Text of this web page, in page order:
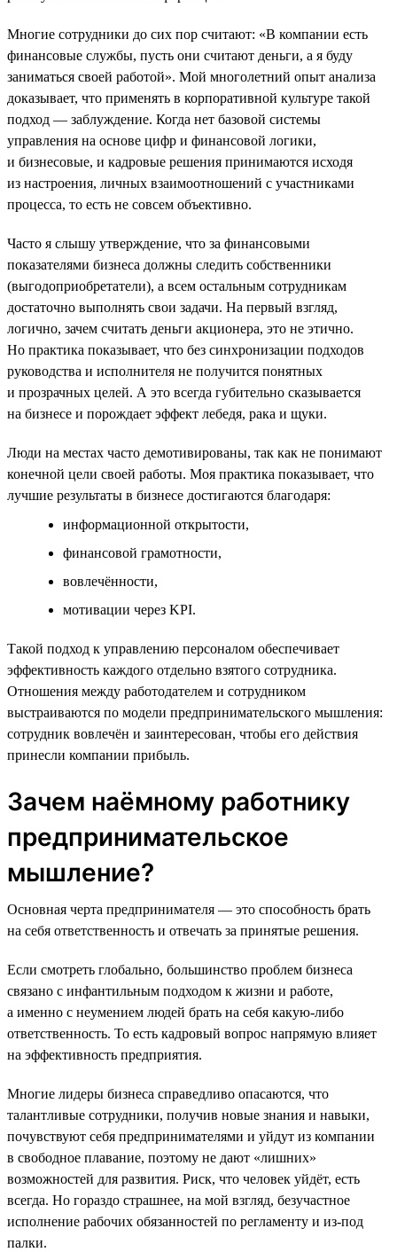
Многие сотрудники до сих пор считают: «В компании есть
финансовые службы, пусть они считают деньги, а я буду
заниматься своей работой». Мой многолетний опыт анализа
доказывает, что применять в корпоративной культуре такой
подход — заблуждение. Когда нет базовой системы
управления на основе цифр и финансовой логики,
и бизнесовые, и кадровые решения принимаются исходя
из настроения, личных взаимоотношений с участниками
процесса, то есть не совсем объективно.
Часто я слышу утверждение, что за финансовыми
показателями бизнеса должны следить собственники
(выгодоприобретатели), а всем остальным сотрудникам
достаточно выполнять свои задачи. На первый взгляд,
логично, зачем считать деньги акционера, это не этично.
Но практика показывает, что без синхронизации подходов
руководства и исполнителя не получится понятных
и прозрачных целей. А это всегда губительно сказывается
на бизнесе и порождает эффект лебедя, рака и щуки.
Люди на местах часто демотивированы, так как не понимают
конечной цели своей работы. Моя практика показывает, что
лучшие результаты в бизнесе достигаются благодаря:
информационной открытости,
финансовой грамотности,
вовлечённости,
мотивации через KPI.
Такой подход к управлению персоналом обеспечивает
эффективность каждого отдельно взятого сотрудника.
Отношения между работодателем и сотрудником
выстраиваются по модели предпринимательского мышления:
сотрудник вовлечён и заинтересован, чтобы его действия
принесли компании прибыль.
Зачем наёмному работнику
предпринимательское
мышление?
Основная черта предпринимателя — это способность брать
на себя ответственность и отвечать за принятые решения.
Если смотреть глобально, большинство проблем бизнеса
связано с инфантильным подходом к жизни и работе,
а именно с неумением людей брать на себя какую-либо
ответственность. То есть кадровый вопрос напрямую влияет
на эффективность предприятия.
Многие лидеры бизнеса справедливо опасаются, что
талантливые сотрудники, получив новые знания и навыки,
почувствуют себя предпринимателями и уйдут из компании
в свободное плавание, поэтому не дают «лишних»
возможностей для развития. Риск, что человек уйдёт, есть
всегда. Но гораздо страшнее, на мой взгляд, безучастное
исполнение рабочих обязанностей по регламенту и из-под
палки.